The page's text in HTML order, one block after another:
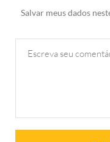
Salvar meus dados